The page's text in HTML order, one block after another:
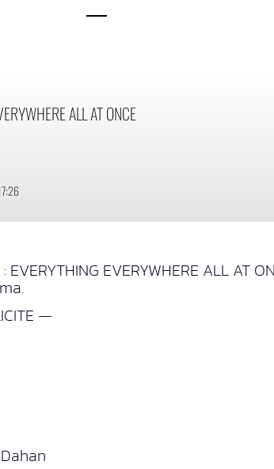
ALL AT ONCE
EVERYWHERE ALL AT
—